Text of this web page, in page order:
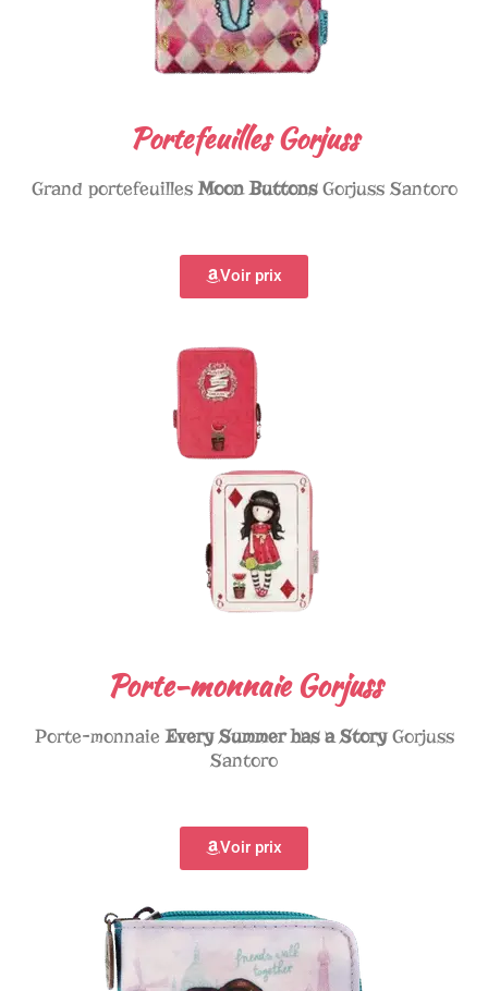
Portefeuilles Gorjuss
Grand portefeuillesMoon ButtonsGorjuss Santoro
Voir prix
Porte-monnaie Gorjuss
Porte-monnaieEvery Summer has a StoryGorjuss
Santoro
Voir prix